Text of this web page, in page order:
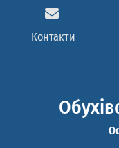
Контакти